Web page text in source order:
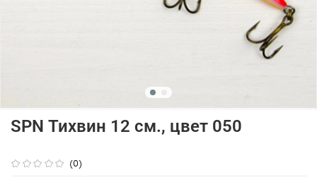
(0)
SPN Тихвин 12 см., цвет 050